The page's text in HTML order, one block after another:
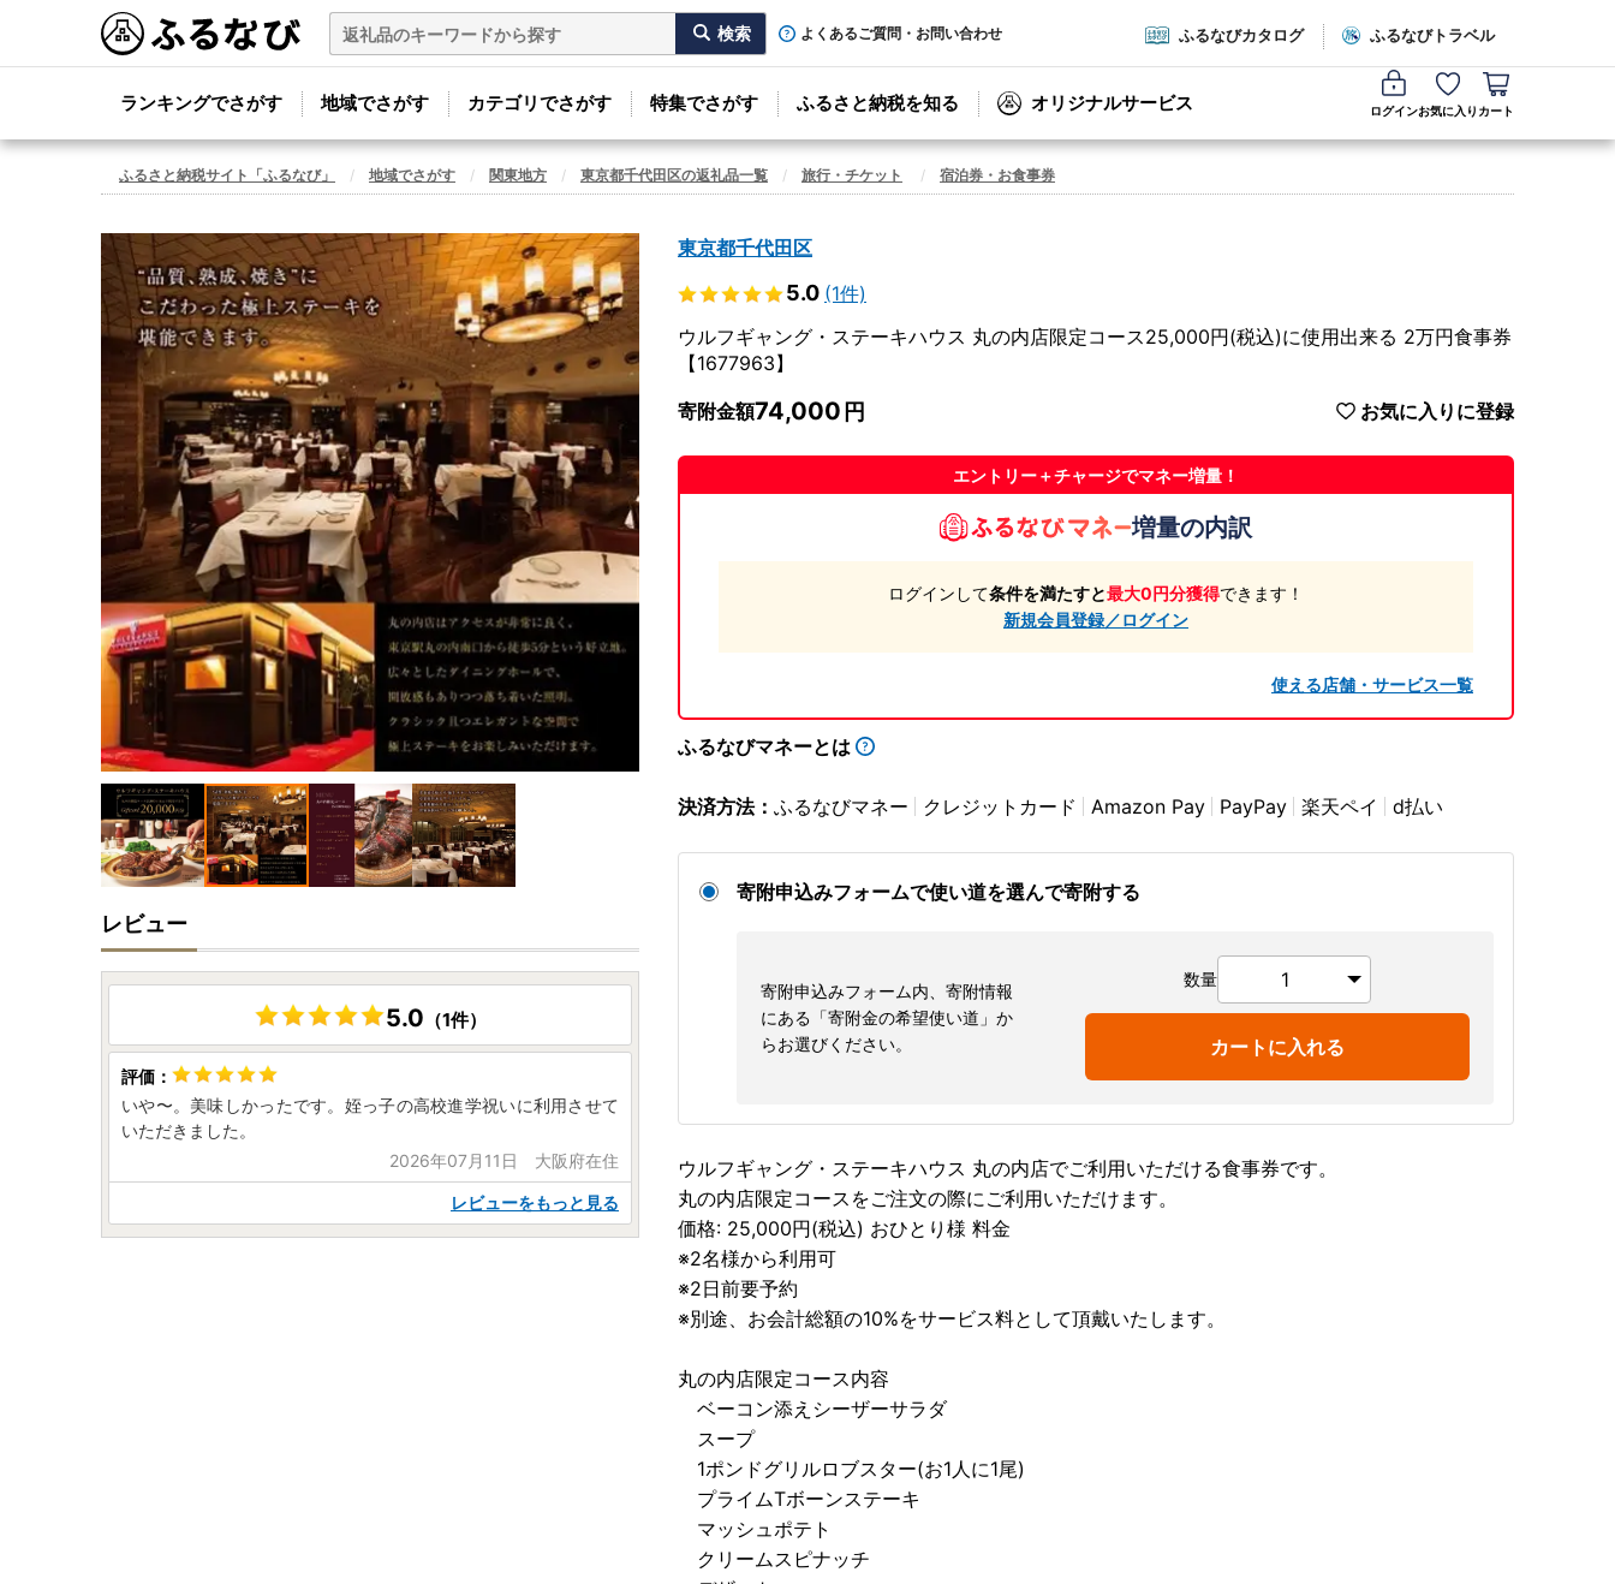
よくあるご質問・お問い合わせ ふるなびカタログ ふるなびトラベル
ランキングでさがす 地域でさがす カテゴリでさがす 特集でさがす ふるさと納税を知る オリジナルサービス ログインお気に入り カート
ふるさと納税サイト「ふるなび」 地域でさがす 関東地方 東京都千代田区の返礼品一覧 旅行・チケット 宿泊券・お食事券
東京都千代田区
5.0 (1件)
ウルフギャング・ステーキハウス 丸の内店限定コース25,000円(税込)に使用出来る 2万円食事券
【1677963】
寄附金額74,000 お気に入りに登録
エントリー＋チャージでマネー増量！
増量の内訳
ログインして条件を満たすと最大0円分獲得できます！
新規会員登録／ログイン
使える店舗・サービス一覧
ふるなびマネーとは
決済方法： ふるなびマネー クレジットカード Amazon Pay PayPay 楽天ペイ d払い
寄附申込みフォームで使い道を選んで寄附する
寄附申込みフォーム内、寄附情報
にある「寄附金の希望使い道」か
らお選びください。
数量
カートに入れる
ウルフギャング・ステーキハウス 丸の内店でご利用いただける食事券です。
丸の内店限定コースをご注文の際にご利用いただけます。
価格: 25,000円(税込) おひとり様 料金
※2名様から利用可
※2日前要予約
※別途、お会計総額の10%をサービス料として頂戴いたします。
丸の内店限定コース内容
ベーコン添えシーザーサラダ
スープ
1ポンドグリルロブスター(お1人に1尾)
プライムTボーンステーキ
マッシュポテト
クリームスピナッチ
レビュー
5.0 （1件）
いや〜。美味しかったです。姪っ子の高校進学祝いに利用させて
いただきました。
2026年07月11日 大阪府在住
レビューをもっと見る